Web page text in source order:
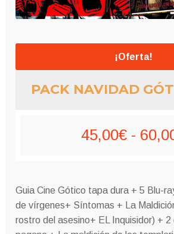
¡Oferta!
PACK NAVIDAD
45,00€ -
Guia Cine Gótico tapa dura + 5 Blu-
de vírgenes+ Síntomas + La
rostro del asesino+ EL Inquisidor) + 2